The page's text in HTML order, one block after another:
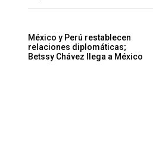
México y Perú restablecen
relaciones diplomáticas;
Betssy Chávez llega a México